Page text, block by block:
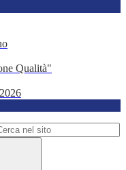
Qualità"